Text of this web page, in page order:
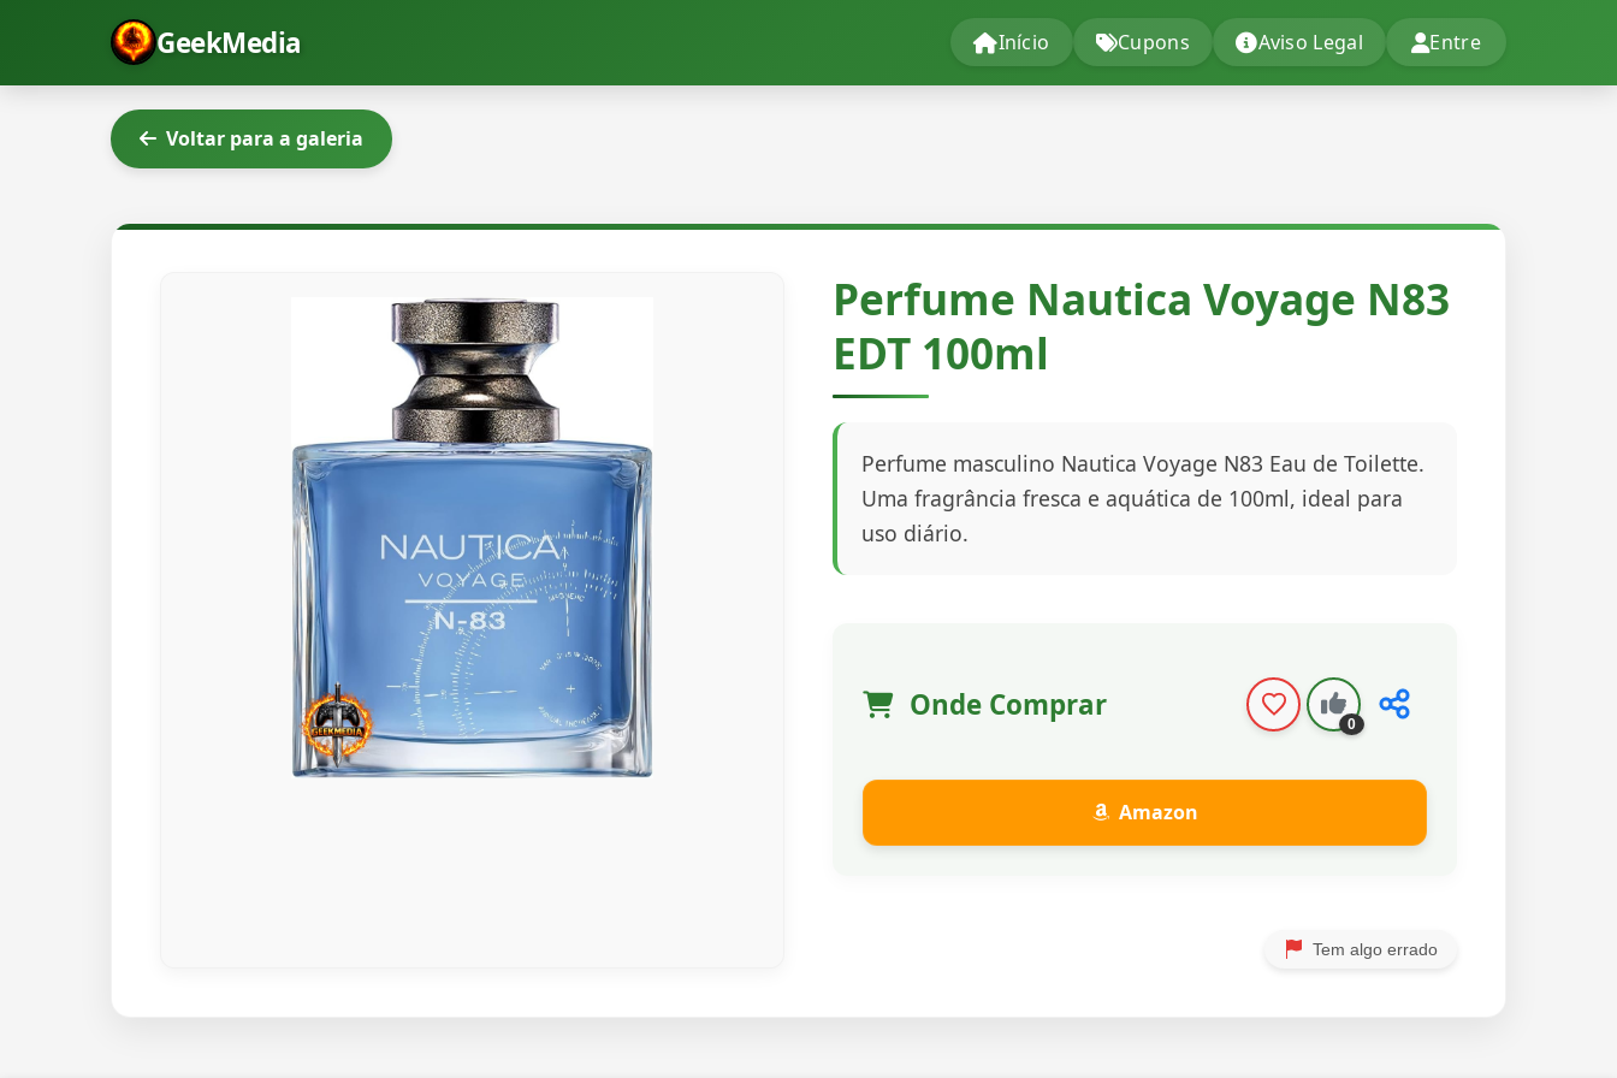
GeekMedia Início Cupons Aviso Legal Entre
Voltar para a galeria
Perfume Nautica Voyage N83
EDT 100ml
Perfume masculino Nautica Voyage N83 Eau de Toilette.
Uma fragrância fresca e aquática de 100ml, ideal para
uso diário.
Onde Comprar
0
Amazon
Tem algo errado